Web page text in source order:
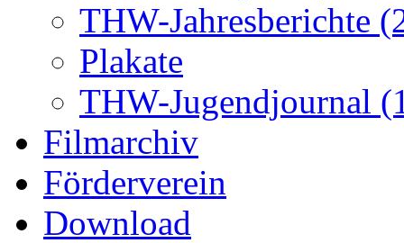
THW-Jahresberichte
Plakate
THW-Jugendjournal
Filmarchiv
Förderverein
Download